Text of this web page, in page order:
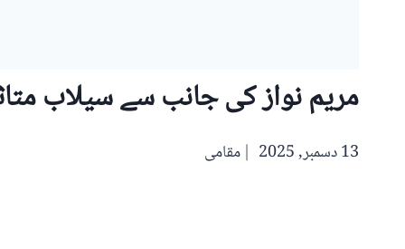
مریم نواز کی جانب سے سیلاب
13 دسمبر, 2025 مقامی